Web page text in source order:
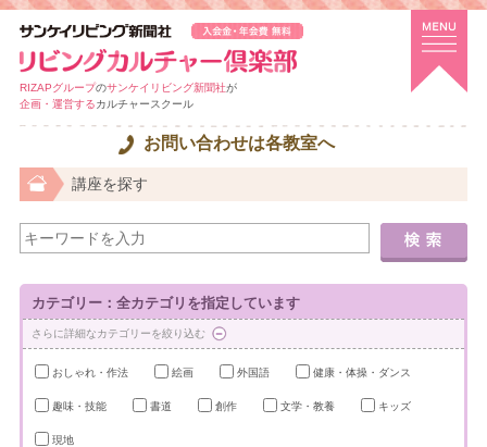
RIZAPグループのサンケイリビング新聞社が
企画・運営するカルチャースクール
お問い合わせは各教室へ
講座を探す
カテゴリー：全カテゴリを指定しています
さらに詳細なカテゴリーを絞り込む
おしゃれ・作法 絵画 外国語 健康・体操・ダンス
趣味・技能 書道 創作 文学・教養 キッズ
現地